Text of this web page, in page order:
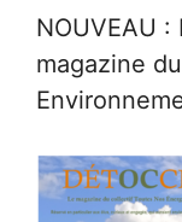
NOUVEAU
magazine